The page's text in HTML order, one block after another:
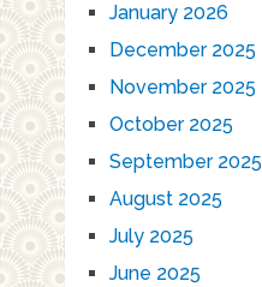
January 2026
December 2025
November 2025
October 2025
September 2025
August 2025
July 2025
June 2025